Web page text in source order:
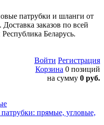
патрубки и шланги от
заказов по всей
Беларусь.
Войти Регистрация
Корзина 0 позиций
на сумму 0 руб.
прямые, угловые,